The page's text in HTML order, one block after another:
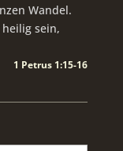
Wandel.
sein,
1 Petrus 1:15-16